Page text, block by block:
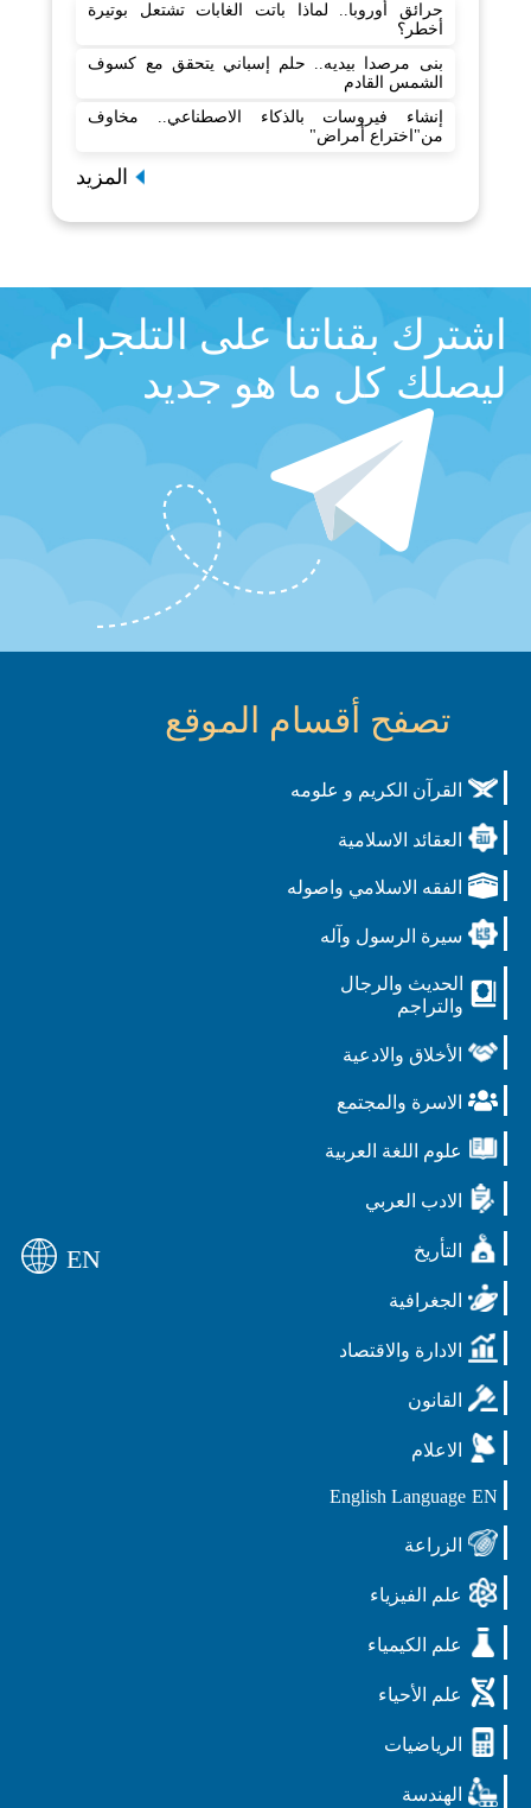
حرائق أوروبا.. لماذا باتت الغابات تشتعل بوتيرة
أخطر؟
بنى مرصدا بيديه.. حلم إسباني يتحقق مع كسوف
الشمس القادم
إنشاء فيروسات بالذكاء الاصطناعي.. مخاوف
من"اختراع أمراض"
المزيد
اشترك بقناتنا على التلجرام
ليصلك كل ما هو جديد
تصفح أقسام الموقع
القرآن الكريم و علومه
العقائد الاسلامية
الفقه الاسلامي واصوله
سيرة الرسول وآله
الحديث والرجال
والتراجم
الأخلاق والادعية
الاسرة والمجتمع
علوم اللغة العربية
الادب العربي
التأريخ
الجغرافية
الادارة والاقتصاد
القانون
الاعلام
EN
English Language
الزراعة
علم الفيزياء
علم الكيمياء
علم الأحياء
الرياضيات
الهندسة
EN